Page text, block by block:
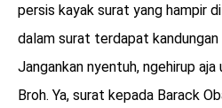
persis kayak surat yang hampir
dalam surat terdapat kandungan
Jangankan nyentuh, ngehirup
Broh. Ya, surat kepada Barack